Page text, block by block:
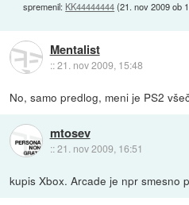
spremenil: KK44444444(21. nov 2009 ob
Mentalist
::21. nov 2009, 15:48
No, samo predlog, meni je PS2
mtosev
::21. nov 2009, 16:51
kupis Xbox. Arcade je npr smesno